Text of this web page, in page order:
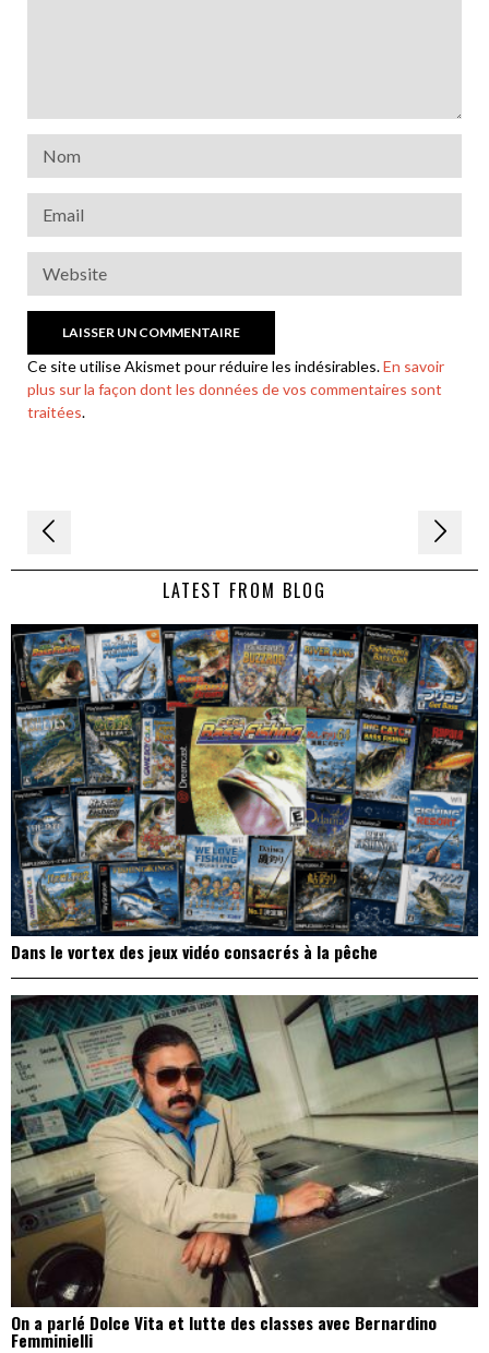
Ce site utilise Akismet pour réduire les indésirables.En savoir
plus sur la façon dont les données de vos commentaires sont
traitées.
Navigation
de LATEST FROM BLOG
Dans le vortex des jeux vidéo consacrés à la pêche
On a parlé Dolce Vita et lutte des classes avec Bernardino
Femminielli